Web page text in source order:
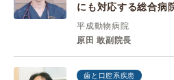
にも対応する総合病
平成動物病院
原田 敢副院長
歯と口腔系疾患